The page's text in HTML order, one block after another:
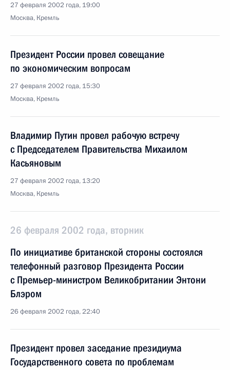
27 февраля 2002 года, 19:00
Москва, Кремль
Президент России провел совещание
по экономическим вопросам
27 февраля 2002 года, 15:30
Москва, Кремль
Владимир Путин провел рабочую встречу
с Председателем Правительства Михаилом
Касьяновым
27 февраля 2002 года, 13:20
Москва, Кремль
26 февраля 2002 года, вторник
По инициативе британской стороны состоялся
телефонный разговор Президента России
с Премьер-министром Великобритании Энтони
Блэром
26 февраля 2002 года, 22:40
Президент провел заседание президиума
Государственного совета по проблемам